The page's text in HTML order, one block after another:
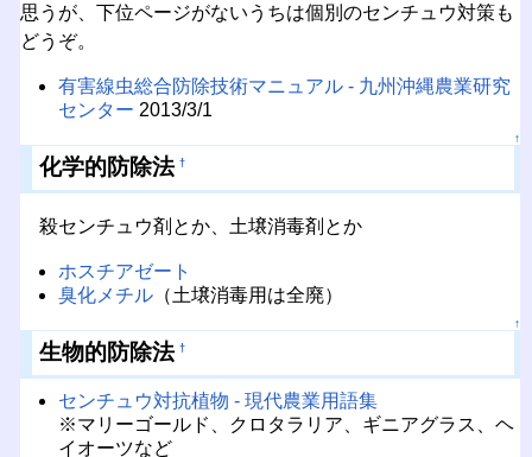
思うが、下位ページがないうちは個別のセンチュウ対策も
どうぞ。
有害線虫総合防除技術マニュアル - 九州沖縄農業研究
センター 2013/3/1
↑
化学的防除法 †
殺センチュウ剤とか、土壌消毒剤とか
ホスチアゼート
臭化メチル（土壌消毒用は全廃）
↑
生物的防除法 †
センチュウ対抗植物 - 現代農業用語集
※マリーゴールド、クロタラリア、ギニアグラス、ヘ
イオーツなど